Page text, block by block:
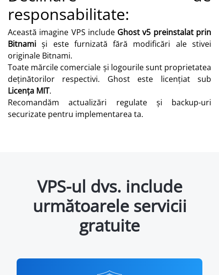
responsabilitate:
Această imagine VPS include Ghost v5 preinstalat prin
Bitnami și este furnizată fără modificări ale stivei
originale Bitnami.
Toate mărcile comerciale și logourile sunt proprietatea
deținătorilor respectivi. Ghost este licențiat sub
Licența MIT.
Recomandăm actualizări regulate și backup-uri
securizate pentru implementarea ta.
VPS-ul dvs. include
următoarele servicii
gratuite